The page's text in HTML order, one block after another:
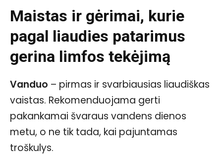
Maistas ir gėrimai, kurie
pagal liaudies patarimus
gerina limfos tekėjimą
Vanduo – pirmas ir svarbiausias liaudiškas
vaistas. Rekomenduojama gerti
pakankamai švaraus vandens dienos
metu, o ne tik tada, kai pajuntamas
troškulys.